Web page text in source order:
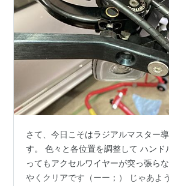
さて、今日こそはラジアルマスター
す。 色々と各位置を調整して ハンド
ってもアクセルワイヤーが突っ張ら
やくクリアです（ーー；） じゃあよ